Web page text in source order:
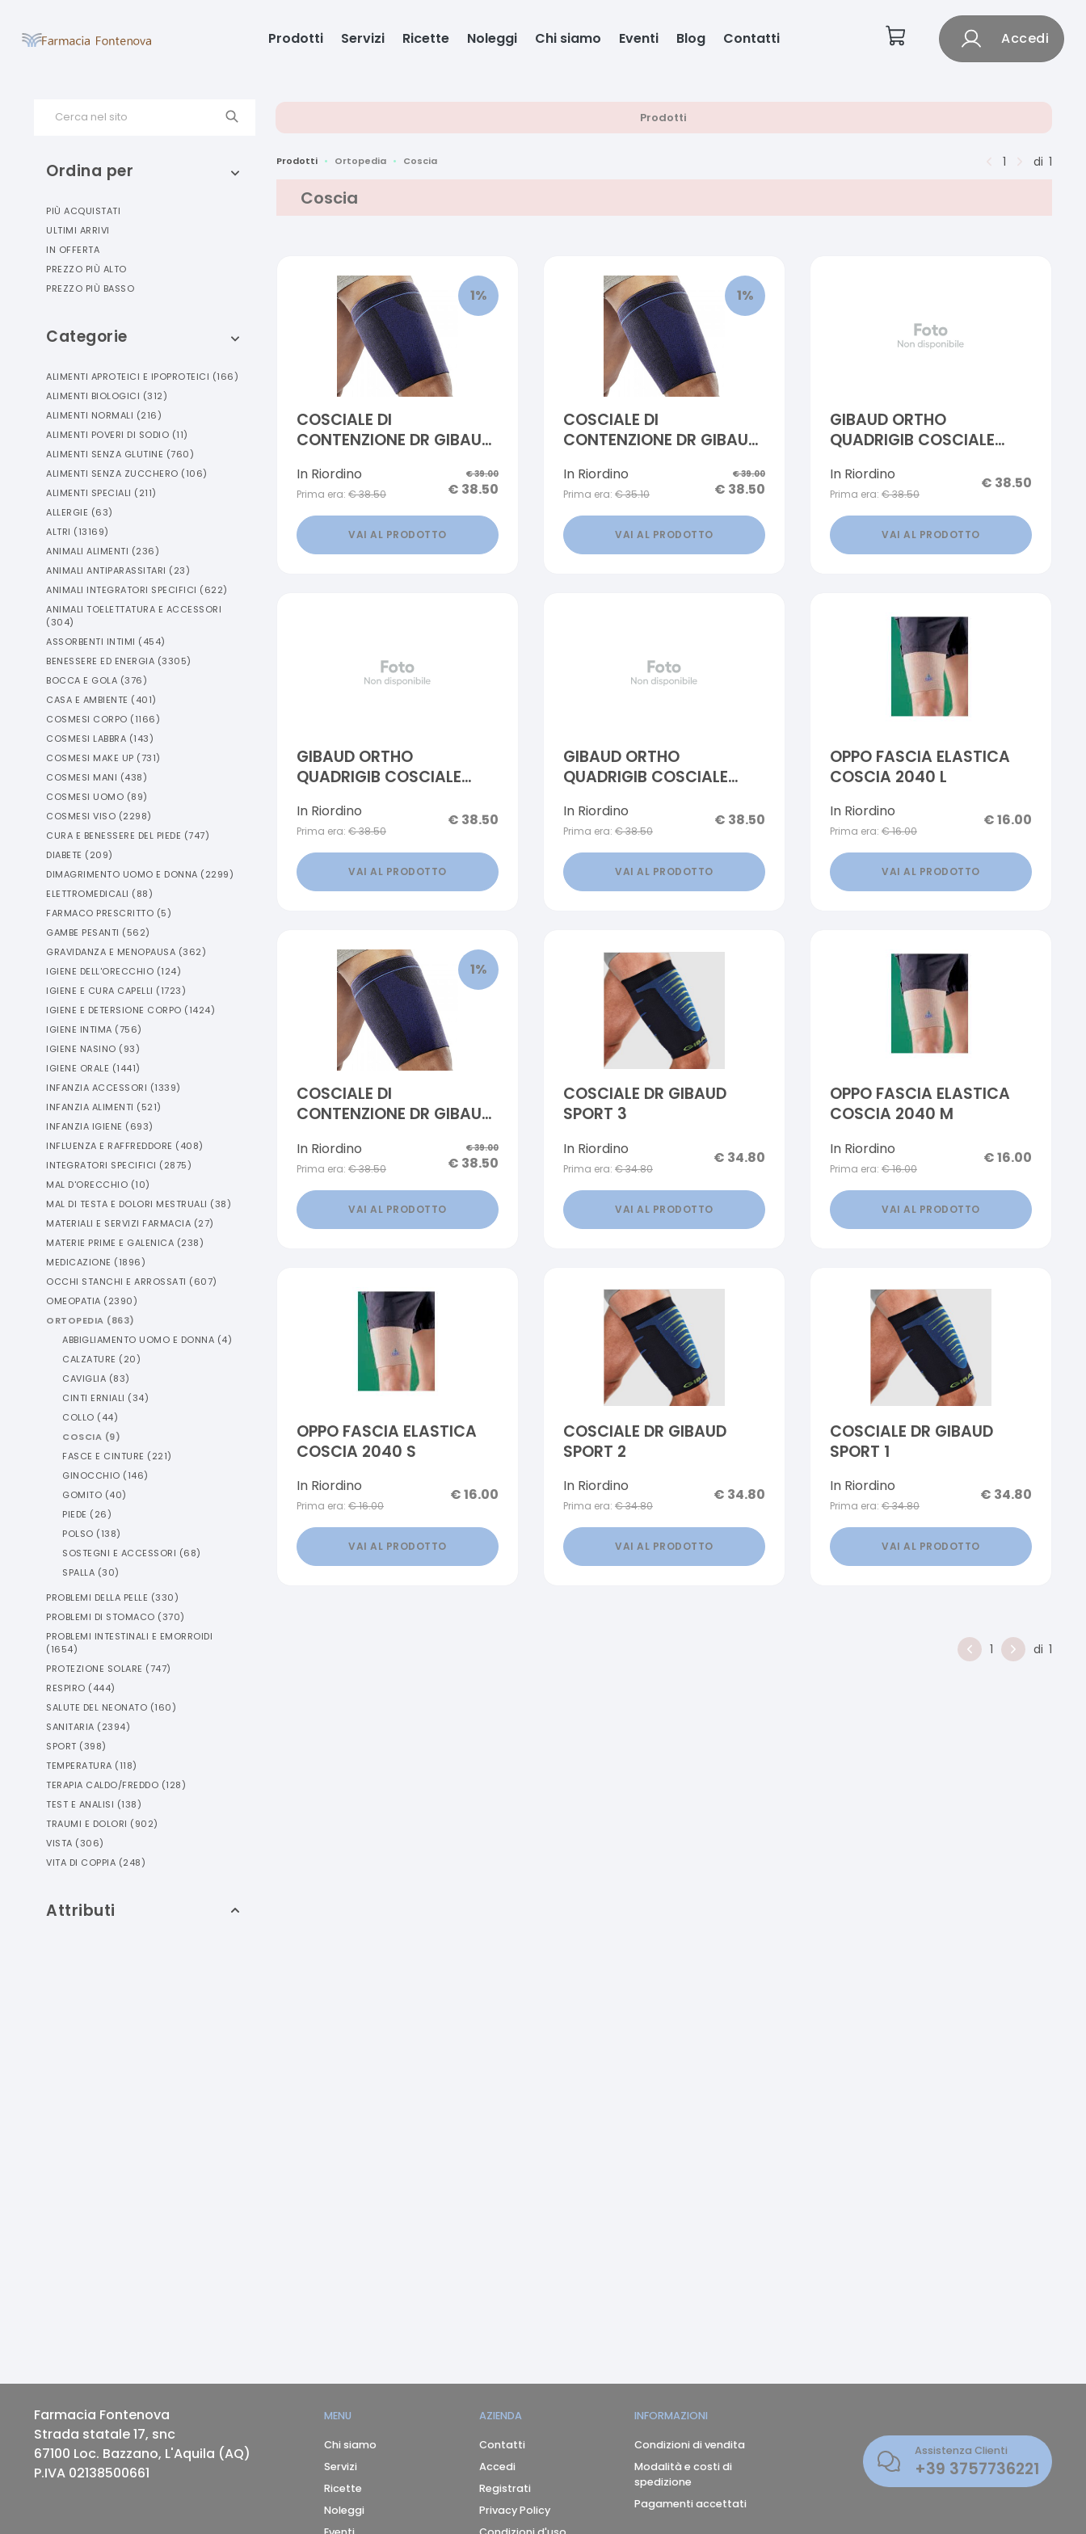
Prodotti Servizi Ricette Noleggi Chi siamo Eventi Blog Contatti Accedi
Cerca nel sito Prodotti
Ordina per
PIÙ ACQUISTATI
ULTIMI ARRIVI
IN OFFERTA
PREZZO PIÙ ALTO
PREZZO PIÙ BASSO
Categorie
ALIMENTI APROTEICI E IPOPROTEICI (166)
ALIMENTI BIOLOGICI (312)
ALIMENTI NORMALI (216)
ALIMENTI POVERI DI SODIO (11)
ALIMENTI SENZA GLUTINE (760)
ALIMENTI SENZA ZUCCHERO (106)
ALIMENTI SPECIALI (211)
ALLERGIE (63)
ALTRI (13169)
ANIMALI ALIMENTI (236)
ANIMALI ANTIPARASSITARI (23)
ANIMALI INTEGRATORI SPECIFICI (622)
ANIMALI TOELETTATURA E ACCESSORI
(304)
ASSORBENTI INTIMI (454)
BENESSERE ED ENERGIA (3305)
BOCCA E GOLA (376)
CASA E AMBIENTE (401)
COSMESI CORPO (1166)
COSMESI LABBRA (143)
COSMESI MAKE UP (731)
COSMESI MANI (438)
COSMESI UOMO (89)
COSMESI VISO (2298)
CURA E BENESSERE DEL PIEDE (747)
DIABETE (209)
DIMAGRIMENTO UOMO E DONNA (2299)
ELETTROMEDICALI (88)
FARMACO PRESCRITTO (5)
GAMBE PESANTI (562)
GRAVIDANZA E MENOPAUSA (362)
IGIENE DELL'ORECCHIO (124)
IGIENE E CURA CAPELLI (1723)
IGIENE E DETERSIONE CORPO (1424)
IGIENE INTIMA (756)
IGIENE NASINO (93)
IGIENE ORALE (1441)
INFANZIA ACCESSORI (1339)
INFANZIA ALIMENTI (521)
INFANZIA IGIENE (693)
INFLUENZA E RAFFREDDORE (408)
INTEGRATORI SPECIFICI (2875)
MAL D'ORECCHIO (10)
MAL DI TESTA E DOLORI MESTRUALI (38)
MATERIALI E SERVIZI FARMACIA (27)
MATERIE PRIME E GALENICA (238)
MEDICAZIONE (1896)
OCCHI STANCHI E ARROSSATI (607)
OMEOPATIA (2390)
ORTOPEDIA (863)
ABBIGLIAMENTO UOMO E DONNA (4)
CALZATURE (20)
CAVIGLIA (83)
CINTI ERNIALI (34)
COLLO (44)
COSCIA (9)
FASCE E CINTURE (221)
GINOCCHIO (146)
GOMITO (40)
PIEDE (26)
POLSO (138)
SOSTEGNI E ACCESSORI (68)
SPALLA (30)
PROBLEMI DELLA PELLE (330)
PROBLEMI DI STOMACO (370)
PROBLEMI INTESTINALI E EMORROIDI
(1654)
PROTEZIONE SOLARE (747)
RESPIRO (444)
SALUTE DEL NEONATO (160)
SANITARIA (2394)
SPORT (398)
TEMPERATURA (118)
TERAPIA CALDO/FREDDO (128)
TEST E ANALISI (138)
TRAUMI E DOLORI (902)
VISTA (306)
VITA DI COPPIA (248)
Attributi
Prodotti Ortopedia Coscia 1 di 1
Coscia
1%
COSCIALE DI
CONTENZIONE DR GIBAUD
In Riordino
Prima era: €38.50
€39.00
€ 38.50
VAI AL PRODOTTO
1%
COSCIALE DI
CONTENZIONE DR GIBAUD
In Riordino
Prima era: €35.10
€39.00
€ 38.50
VAI AL PRODOTTO
GIBAUD ORTHO
QUADRIGIB COSCIALE
In Riordino
Prima era: €38.50
€ 38.50
VAI AL PRODOTTO
GIBAUD ORTHO
QUADRIGIB COSCIALE
In Riordino
Prima era: €38.50
€ 38.50
VAI AL PRODOTTO
GIBAUD ORTHO
QUADRIGIB COSCIALE
In Riordino
Prima era: €38.50
€ 38.50
VAI AL PRODOTTO
OPPO FASCIA ELASTICA
COSCIA 2040 L
In Riordino
Prima era: €16.00
€16.00
VAI AL PRODOTTO
1%
COSCIALE DI
CONTENZIONE DR GIBAUD
In Riordino
Prima era: €38.50
€39.00
€ 38.50
VAI AL PRODOTTO
COSCIALE DR GIBAUD
SPORT 3
In Riordino
Prima era: €34.80
€ 34.80
VAI AL PRODOTTO
OPPO FASCIA ELASTICA
COSCIA 2040 M
In Riordino
Prima era: €16.00
€16.00
VAI AL PRODOTTO
OPPO FASCIA ELASTICA
COSCIA 2040 S
In Riordino
Prima era: €16.00
€16.00
VAI AL PRODOTTO
COSCIALE DR GIBAUD
SPORT 2
In Riordino
Prima era: €34.80
€ 34.80
VAI AL PRODOTTO
COSCIALE DR GIBAUD
SPORT 1
In Riordino
Prima era: €34.80
€ 34.80
VAI AL PRODOTTO
1 di 1
Farmacia Fontenova
Strada statale 17, snc
67100 Loc. Bazzano, L'Aquila (AQ)
P.IVA 02138500661
MENU
Chi siamo
Servizi
Ricette
Noleggi
AZIENDA
Contatti
Accedi
Registrati
Privacy Policy
INFORMAZIONI
Condizioni di vendita
Modalità e costi di
spedizione
Pagamenti accettati
Assistenza Clienti
+39 3757736221